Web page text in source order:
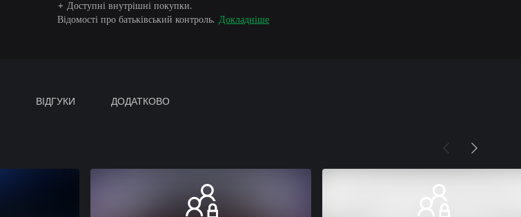
+ Доступні внутрішні покупки.
Відомості про батьківський контроль. Докладніше
ВІДГУКИ ДОДАТКОВО